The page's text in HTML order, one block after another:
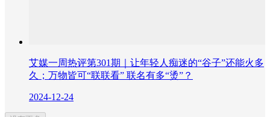
艾媒一周热评第301期｜让年轻人痴迷的“谷子”还能火多
久；万物皆可“联联看” 联名有多“烫”？
2024-12-24